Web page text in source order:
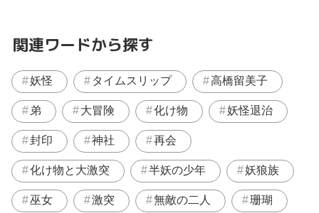
関連ワードから探す
妖怪 タイムスリップ 高橋留美子
弟 大冒険 化け物 妖怪退治
封印 神社 再会
化け物と大激突 半妖の少年 妖狼族
巫女 激突 無敵の二人 珊瑚